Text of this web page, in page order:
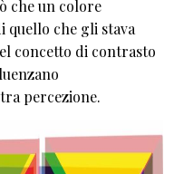
che un colore
quello che gli stava
concetto di contrasto
percezione.